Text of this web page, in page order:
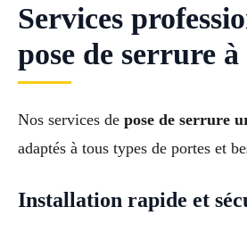
Services
pose de serrure à
Nos services de pose de serrure
adaptés à tous types de portes et
Installation rapide et